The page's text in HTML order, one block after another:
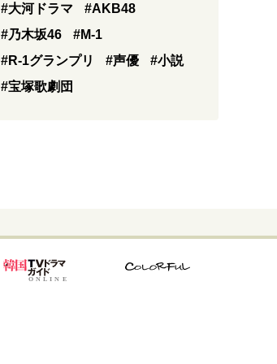
#大河ドラマ
#AKB48
#乃木坂46
#M-1
#R-1グランプリ
#声優
#小説
#宝塚歌劇団